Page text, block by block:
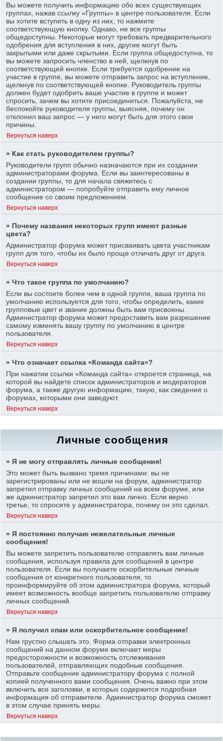
Вы можете получить информацию обо всех существующих
группах, нажав ссылку «Группы» в центре пользователя. Если
вы хотите вступить в одну из них, то нажмите
соответствующую кнопку. Однако, не все группы
общедоступны. Некоторые могут требовать предварительного
одобрения для вступления в них, другие могут быть
закрытыми или даже скрытыми. Если группа общедоступна, то
вы можете запросить членство в ней, щелкнув по
соответствующей кнопке. Если требуется одобрение на
участие в группе, вы можете отправить запрос на вступление,
щелкнув по соответствующей кнопке. Руководитель группы
должен будет одобрить ваше участие в группе и может
спросить, зачем вы хотите присоединиться. Пожалуйста, не
беспокойте руководителя группы, выясняя, почему он
отклонил ваш запрос — у него могут быть для этого свои
причины.
Вернуться наверх
» Как стать руководителем группы?
Руководители групп обычно назначаются при их создании
администраторами форума. Если вы заинтересованы в
создании группы, то для начала свяжитесь с
администратором — попробуйте отправить ему личное
сообщение со своим предложением.
Вернуться наверх
» Почему названия некоторых групп имеют разные
цвета?
Администратор форума может присваивать цвета участникам
групп для того, чтобы их было проще отличать друг от друга.
Вернуться наверх
» Что такое группа по умолчанию?
Если вы состоите более чем в одной группе, ваша группа по
умолчанию используется для того, чтобы определить, какие
групповые цвет и звание должны быть вам присвоены.
Администратор форума может предоставить вам разрешение
самому изменять вашу группу по умолчанию в центре
пользователя.
Вернуться наверх
» Что означает ссылка «Команда сайта»?
При нажатии ссылки «Команда сайта» откроется страница, на
которой вы найдете список администраторов и модераторов
форума, а также другую информацию, такую, как сведения о
форумах, которыми они заведуют.
Вернуться наверх
Личные сообщения
» Я не могу отправлять личные сообщения!
Это может быть вызвано тремя причинами: вы не
зарегистрированы или не вошли на форум, администратор
запретил отправку личных сообщений на всем форуме, или
же администратор запретил это вам лично. Если верно
третье, то спросите у администратора, почему он это сделал.
Вернуться наверх
» Я постоянно получаю нежелательные личные
сообщения!
Вы можете запретить пользователю отправлять вам личные
сообщения, используя правила для сообщений в центре
пользователя. Если вы получаете оскорбительные личные
сообщения от конкретного пользователя, то
проинформируйте об этом администратора форума, который
имеет возможность вообще запретить пользователю отправку
личных сообщений.
Вернуться наверх
» Я получил спам или оскорбительное сообщение!
Нам грустно слышать это. Форма отправки электронных
сообщений на данном форуме включает меры
предосторожности и возможность отслеживания
пользователей, отправляющих подобные сообщения.
Отправьте сообщение администратору форума с полной
копией полученного вами сообщения. Очень важно при этом
включить все заголовки, в которых содержится подробная
информация об отправителе. Администратор форума сможет
в этом случае принять меры.
Вернуться наверх